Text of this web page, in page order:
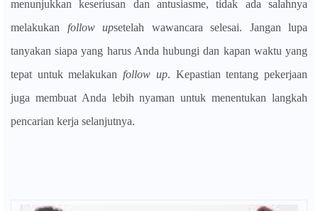
menunjukkan keseriusan dan antusiasme, tidak ada salahnya
melakukan follow upsetelah wawancara selesai. Jangan lupa
tanyakan siapa yang harus Anda hubungi dan kapan waktu yang
tepat untuk melakukan follow up. Kepastian tentang pekerjaan
juga membuat Anda lebih nyaman untuk menentukan langkah
pencarian kerja selanjutnya.